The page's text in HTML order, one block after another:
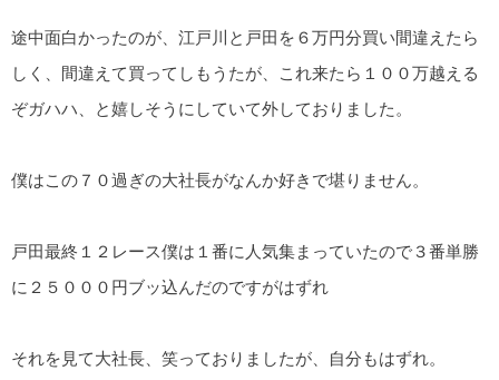
途中面白かったのが、江戸川と戸田を６万円分買い間違えたら
しく、間違えて買ってしもうたが、これ来たら１００万越える
ぞガハハ、と嬉しそうにしていて外しておりました。
僕はこの７０過ぎの大社長がなんか好きで堪りません。
戸田最終１２レース僕は１番に人気集まっていたので３番単勝
に２５０００円ブッ込んだのですがはずれ
それを見て大社長、笑っておりましたが、自分もはずれ。